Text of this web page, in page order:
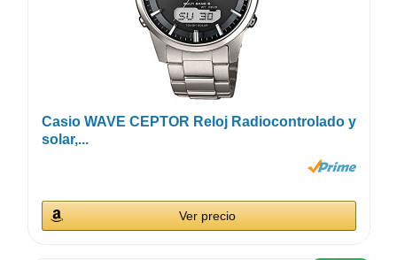
Casio WAVE CEPTOR Reloj Radiocontrolado y
solar,...
Ver precio